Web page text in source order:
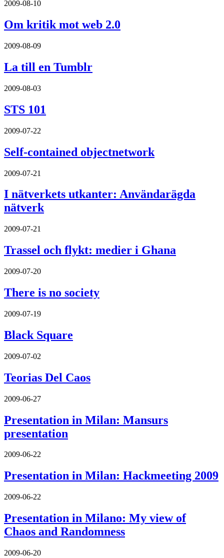
2009-08-10
Om kritik mot web 2.0
2009-08-09
La till en Tumblr
2009-08-03
STS 101
2009-07-22
Self-contained objectnetwork
2009-07-21
I nätverkets utkanter: Användarägda
nätverk
2009-07-21
Trassel och flykt: medier i Ghana
2009-07-20
There is no society
2009-07-19
Black Square
2009-07-02
Teorias Del Caos
2009-06-27
Presentation in Milan: Mansurs
presentation
2009-06-22
Presentation in Milan: Hackmeeting 2009
2009-06-22
Presentation in Milano: My view of
Chaos and Randomness
2009-06-20